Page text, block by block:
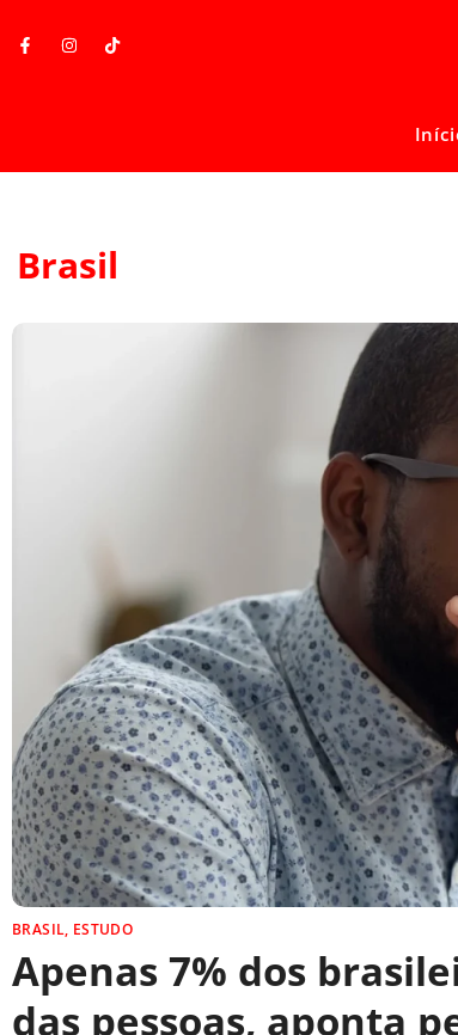
Brasil
BRASIL, ESTUDO
Apenas 7% dos
das pessoas, aponta